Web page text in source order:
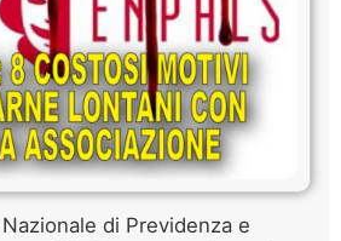
Nazionale di Previdenza e